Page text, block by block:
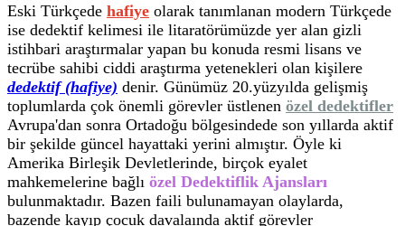
Eski Türkçede hafiye olarak tanımlanan modern Türkçede
ise dedektif kelimesi ile litaratörümüzde yer alan gizli
istihbari araştırmalar yapan bu konuda resmi lisans ve
tecrübe sahibi ciddi araştırma yetenekleri olan kişilere
dedektif (hafiye) denir. Günümüz 20.yüzyılda gelişmiş
toplumlarda çok önemli görevler üstlenen özel dedektifler
Avrupa'dan sonra Ortadoğu bölgesindede son yıllarda aktif
bir şekilde güncel hayattaki yerini almıştır. Öyle ki
Amerika Birleşik Devletlerinde, birçok eyalet
mahkemelerine bağlı özel Dedektiflik Ajansları
bulunmaktadır. Bazen faili bulunamayan olaylarda,
bazende kayıp çocuk davalaında aktif görevler